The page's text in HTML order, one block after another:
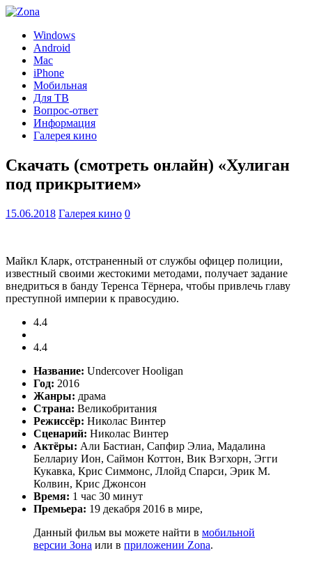
Windows
Android
Mac
iPhone
Мобильная
Для ТВ
Вопрос-ответ
Информация
Галерея кино
Скачать (смотреть онлайн) «Хулиган
под прикрытием»
15.06.2018 Галерея кино 0
Майкл Кларк, отстраненный от службы офицер полиции,
известный своими жестокими методами, получает задание
внедриться в банду Теренса Тёрнера, чтобы привлечь главу
преступной империи к правосудию.
4.4
4.4
Название: Undercover Hooligan
Год: 2016
Жанры: драма
Страна: Великобритания
Режиссёр: Николас Винтер
Сценарий: Николас Винтер
Актёры: Али Бастиан, Сапфир Элиа, Мадалина
Беллариу Ион, Саймон Коттон, Вик Вэгхорн, Эгги
Кукавка, Крис Симмонс, Ллойд Спарси, Эрик М.
Колвин, Крис Джонсон
Время: 1 час 30 минут
Премьера: 19 декабря 2016 в мире,
Данный фильм вы можете найти в мобильной
версии Зона или в приложении Zona.